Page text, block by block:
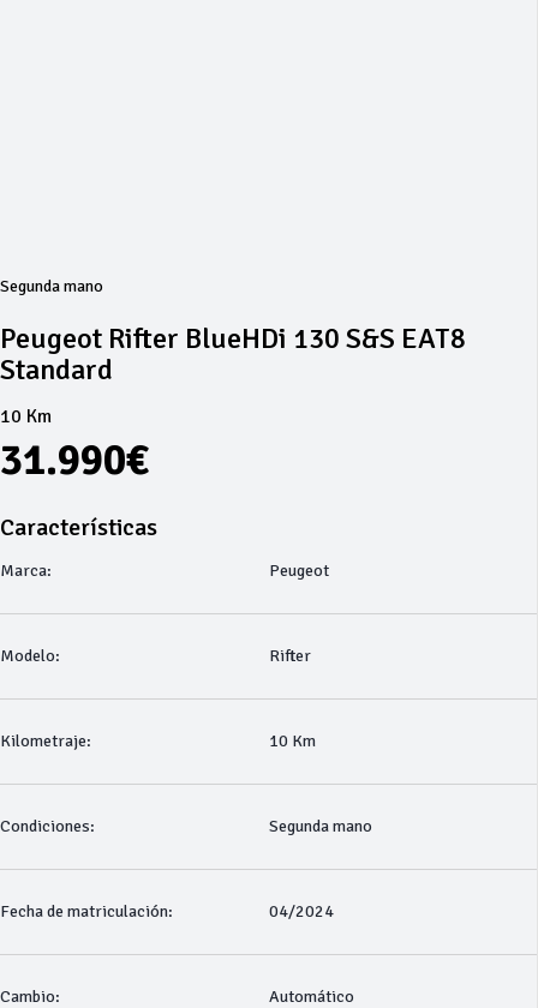
Segunda mano
Peugeot Rifter BlueHDi 130 S&S EAT8
Standard
10 Km
31.990€
Características
Marca: Peugeot
Modelo: Rifter
Kilometraje: 10 Km
Condiciones: Segunda mano
Fecha de matriculación: 04/2024
Cambio: Automático